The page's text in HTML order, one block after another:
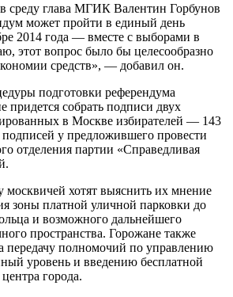
среду глава МГИК Валентин Горбунов
может пройти в единый день
2014 года — вместе с выборами в
этот вопрос было бы целесообразно
средств», — добавил он.
подготовки референдума
придется собрать подписи двух
в Москве избирателей — 143
у предложившего провести
отделения партии «Справедливая
москвичей хотят выяснить их мнение
зоны платной уличной парковки до
и возможного дальнейшего
пространства. Горожане также
передачу полномочий по управлению
уровень и введению бесплатной
города.